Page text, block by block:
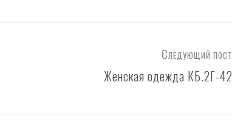
Следующий пост
Женская одежда КБ.2Г-42